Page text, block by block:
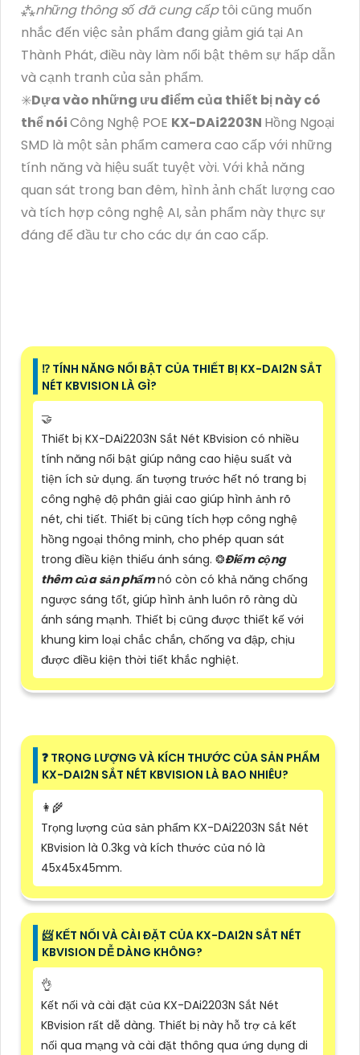
⁂những thông số đã cung cấptôi cũng muốn
nhắc đến việc sản phẩm đang giảm giá tại An
Thành Phát, điều này làm nổi bật thêm sự hấp dẫn
và cạnh tranh của sản phẩm.
✳️Dựa vào những ưu điểm của thiết bị này có
thể nóiCông Nghệ POE KX-DAi2203N Hồng Ngoại
SMD là một sản phẩm camera cao cấp với những
tính năng và hiệu suất tuyệt vời. Với khả năng
quan sát trong ban đêm, hình ảnh chất lượng cao
và tích hợp công nghệ AI, sản phẩm này thực sự
đáng để đầu tư cho các dự án cao cấp.
⁉️ TÍNH NĂNG NỔI BẬT CỦA THIẾT BỊ KX-DAI2N SẮT
NÉT KBVISION LÀ GÌ?
🤝
Thiết bị KX-DAi2203N Sắt Nét KBvision có nhiều
tính năng nổi bật giúp nâng cao hiệu suất và
tiện ích sử dụng. ấn tượng trước hết nó trang bị
công nghệ độ phân giải cao giúp hình ảnh rõ
nét, chi tiết. Thiết bị cũng tích hợp công nghệ
hồng ngoại thông minh, cho phép quan sát
trong điều kiện thiếu ánh sáng. ❂Điểm cộng
thêm của sản phẩmnó còn có khả năng chống
ngược sáng tốt, giúp hình ảnh luôn rõ ràng dù
ánh sáng mạnh. Thiết bị cũng được thiết kế với
khung kim loại chắc chắn, chống va đập, chịu
được điều kiện thời tiết khắc nghiệt.
❓ TRỌNG LƯỢNG VÀ KÍCH THƯỚC CỦA SẢN PHẨM
KX-DAI2N SẮT NÉT KBVISION LÀ BAO NHIÊU?
👩‍🌾
Trọng lượng của sản phẩm KX-DAi2203N Sắt Nét
KBvision là 0.3kg và kích thước của nó là
45x45x45mm.
📨 KẾT NỐI VÀ CÀI ĐẶT CỦA KX-DAI2N SẮT NÉT
KBVISION DỄ DÀNG KHÔNG?
👌
Kết nối và cài đặt của KX-DAi2203N Sắt Nét
KBvision rất dễ dàng. Thiết bị này hỗ trợ cả kết
nối qua mạng và cài đặt thông qua ứng dụng di